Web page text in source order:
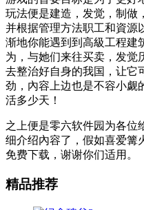
玩法便是建造，发觉，制做
并根据管理方法职工和資源
渐地你能遇到到高級工程建
为，与她们来往买卖，发觉
去整治好自身的我国，让它
劲，內容上边也是不容小觑
活多少天！
之上便是零六软件园为各位
细介绍內容了，假如喜爱篝
免费下载，谢谢你们适用。
精品推荐